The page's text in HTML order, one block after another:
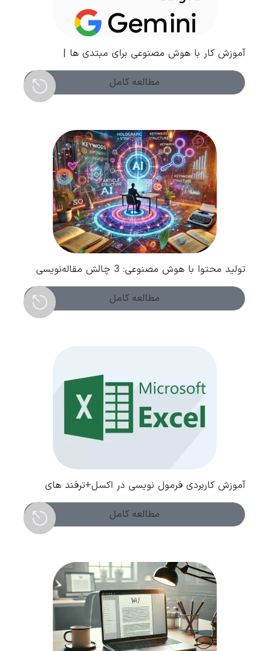
آموزش کار با هوش مصنوعی برای مبتدی ها |
قدم‌به‌قدم تا حرفه‌ای شدن
مطالعه کامل
تولید محتوا با هوش مصنوعی: 3 چالش مقاله‌نویسی
سئو
مطالعه کامل
آموزش کاربردی فرمول نویسی در اکسل+ترفند های
طلایی و نکات
مطالعه کامل